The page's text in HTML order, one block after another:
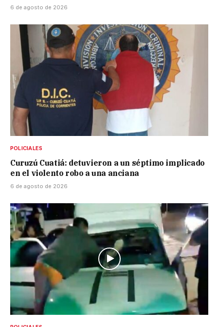
6 de agosto de 2026
POLICIALES
Curuzú Cuatiá: detuvieron a un séptimo implicado
en el violento robo a una anciana
6 de agosto de 2026